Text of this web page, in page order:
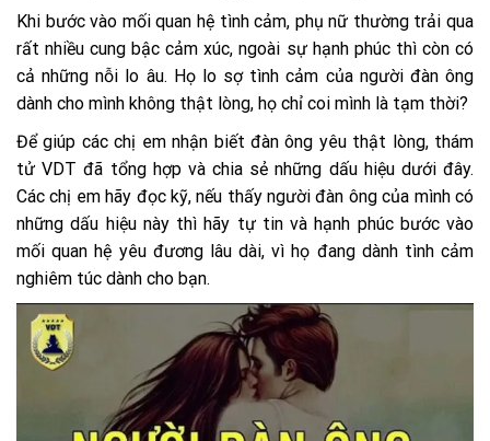
Khi bước vào mối quan hệ tình cảm, phụ nữ thường trải qua
rất nhiều cung bậc cảm xúc, ngoài sự hạnh phúc thì còn có
cả những nỗi lo âu. Họ lo sợ tình cảm của người đàn ông
dành cho mình không thật lòng, họ chỉ coi mình là tạm thời?
Để giúp các chị em nhận biết đàn ông yêu thật lòng, thám
tử VDT đã tổng hợp và chia sẻ những dấu hiệu dưới đây.
Các chị em hãy đọc kỹ, nếu thấy người đàn ông của mình có
những dấu hiệu này thì hãy tự tin và hạnh phúc bước vào
mối quan hệ yêu đương lâu dài, vì họ đang dành tình cảm
nghiêm túc dành cho bạn.